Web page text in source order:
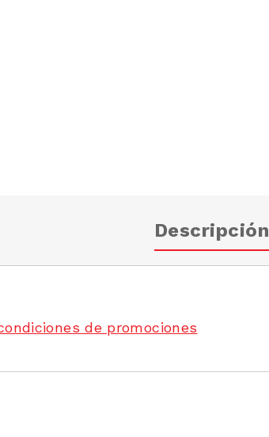
Descripción
de promociones